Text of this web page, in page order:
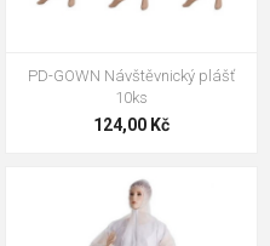
PD-GOWN Návštěvnický plášť
10ks
124,00 Kč